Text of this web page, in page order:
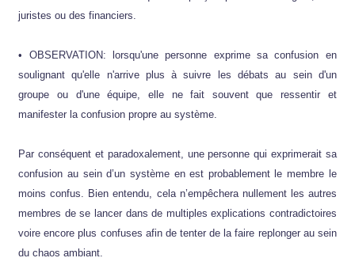
juristes ou des financiers.
• OBSERVATION: lorsqu'une personne exprime sa confusion en
soulignant qu'elle n'arrive plus à suivre les débats au sein d'un
groupe ou d'une équipe, elle ne fait souvent que ressentir et
manifester la confusion propre au système.
Par conséquent et paradoxalement, une personne qui exprimerait sa
confusion au sein d’un système en est probablement le membre le
moins confus. Bien entendu, cela n’empêchera nullement les autres
membres de se lancer dans de multiples explications contradictoires
voire encore plus confuses afin de tenter de la faire replonger au sein
du chaos ambiant.